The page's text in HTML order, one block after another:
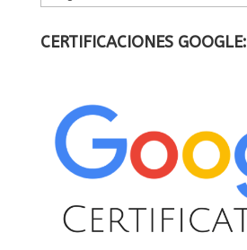
CERTIFICACIONES GOOGLE: